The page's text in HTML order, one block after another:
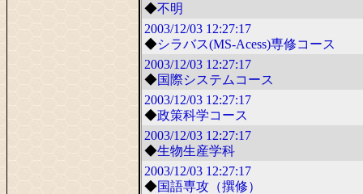
◆不明
2003/12/03 12:27:17
◆シラバス(MS-Acess)専修コース
2003/12/03 12:27:17
◆国際システムコース
2003/12/03 12:27:17
◆政策科学コース
2003/12/03 12:27:17
◆生物生産学科
2003/12/03 12:27:17
◆国語専攻（撰修）